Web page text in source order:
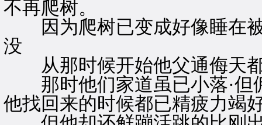
不再爬树。
因为爬树已变成好像睡在被
没
从那时候开始他父通侮天都
那时他们家道虽已小落·但
他找回来的时候都已精疲力竭